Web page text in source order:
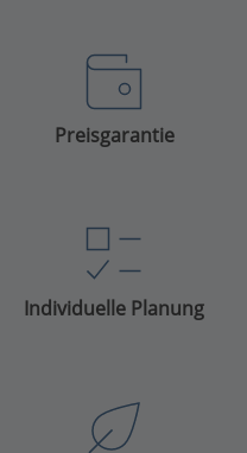
Preisgarantie
Individuelle Planung